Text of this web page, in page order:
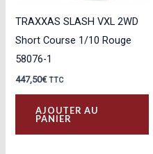
TRAXXAS SLASH VXL 2WD
Short Course 1/10 Rouge
58076-1
447,50€ TTC
AJOUTER AU
PANIER